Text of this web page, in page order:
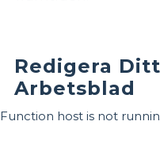
Redigera Ditt
Arbetsblad
Function host is not